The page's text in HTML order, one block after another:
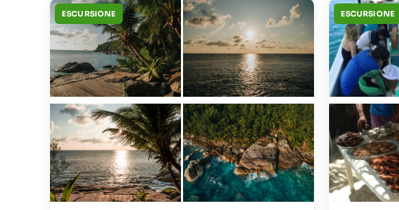
ESCURSIONE ESCURSIONE